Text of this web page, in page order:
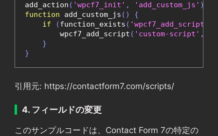
add_action ( 'wpcf7_init' , 'add_custom_js' );
function add_custom_js ()
{
if
(function_exists ( 'wpcf7_add_script'
        wpcf7_add_script
( 'custom-script' ,
}
}
引用元: https://contactform7.com/scripts/
4. フィールドの変更
このサンプルコードは、Contact Form 7の特定の